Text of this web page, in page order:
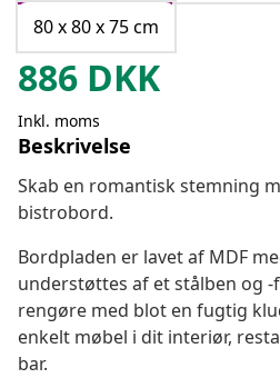
80 x 80 x 75 cm
886 DKK
Inkl. moms
Beskrivelse
Skab en romantisk stemning
bistrobord.
Bordpladen er lavet af MDF
understøttes af et stålben og
rengøre med blot en fugtig
enkelt møbel i dit interiør,
bar.